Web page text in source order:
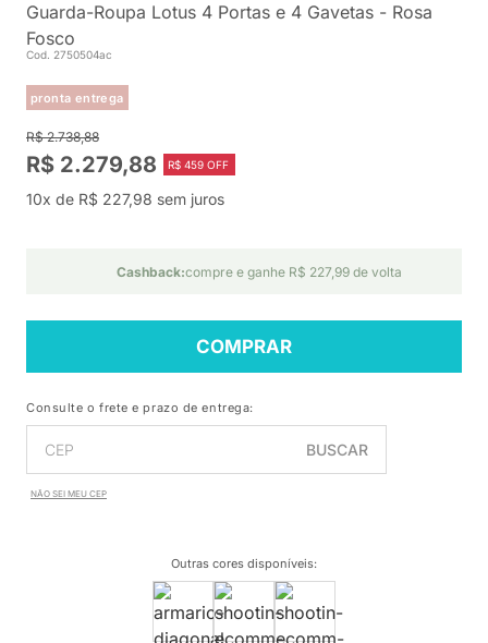
Guarda-Roupa Lotus 4 Portas e 4 Gavetas - Rosa
Fosco
Cod. 2750504ac
pronta entrega
R$ 2.738,88
R$ 2.279,88 R$ 459 OFF
10x de R$ 227,98 sem juros
Cashback:compre e ganhe R$ 227,99 de volta
COMPRAR
Consulte o frete e prazo de entrega:
BUSCAR
NÃO SEI MEU CEP
Outras cores disponíveis: